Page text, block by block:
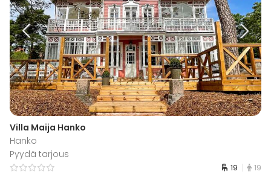
Villa Maija Hanko
Hanko
Pyydä tarjous
19 19